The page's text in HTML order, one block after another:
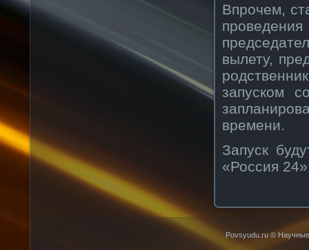
Впрочем,
вылету,
запуском
времени.
Запуск
«Россия
Povsyudu.ru © Научные